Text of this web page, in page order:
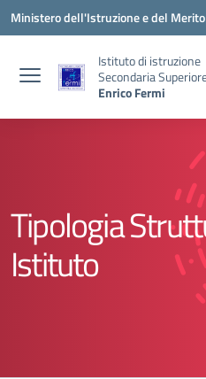
Vai ai contenuti
Vai al menu di navigazione
Vai al footer
Ministero dell'Istruzione e del Merito
Istituto di istruzione
Secondaria
Enrico Fermi
Tipologia
Istituto